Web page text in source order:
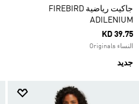
جاكيت رياضية FIREBIRD
ADILENIUM
KD 39.75
النساء Originals
جديد